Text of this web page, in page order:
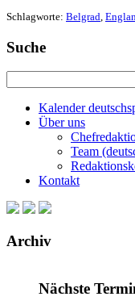
Schlagworte: Belgrad
Suche
Kalender
Über uns
Team
Kontakt
Archiv
Nächste